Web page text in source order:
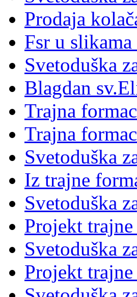
Prodaja
Fsr u
Svetoduška
Blagdan
Trajna
Trajna
Svetoduška
Iz trajne
Svetoduška
Projekt
Svetoduška
Projekt